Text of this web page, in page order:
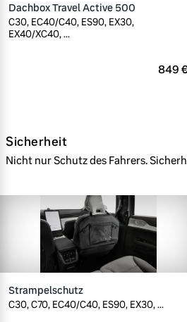
Dachbox Travel Active 500
C30, EC40/C40, ES90, EX30,
EX40/XC40, ...
849 €
Sicherheit
Nicht nur Schutz des Fahrers.
Strampelschutz
C30, C70, EC40/C40, ES90, EX30, ...